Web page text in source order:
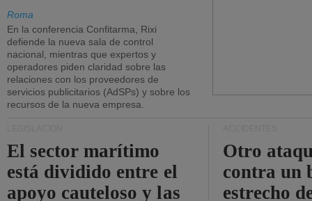
Roma
En la conferencia Confitarma, Rixi
defiende la nueva sala de control
nacional, mientras que expertos y
operadores piden claridad sobre las
relaciones con los proveedores de
servicios publicitarios (AdSPs) y sobre los
recursos de la nueva empresa.
El sector marítimo
está dividido entre el
apoyo cauteloso y las
Otro
contra un
estrecho